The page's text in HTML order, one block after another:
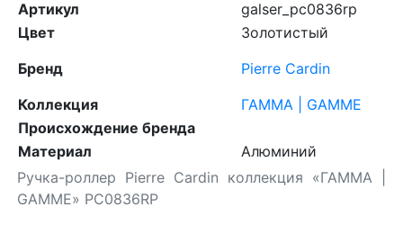
Артикул
galser_pc0836rp
Цвет
Золотистый
Бренд
Pierre Cardin
Коллекция
ГАММА | GAMME
Происхождение бренда
Материал
Алюминий
Ручка-роллер Pierre Cardin коллекция «ГАММА |
GAMME» PC0836RP